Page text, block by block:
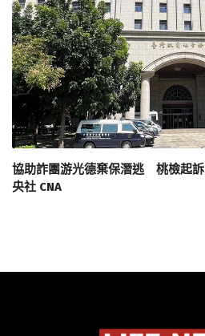
協助詐團游光德棄保潛逃 桃檢起
央社 CNA